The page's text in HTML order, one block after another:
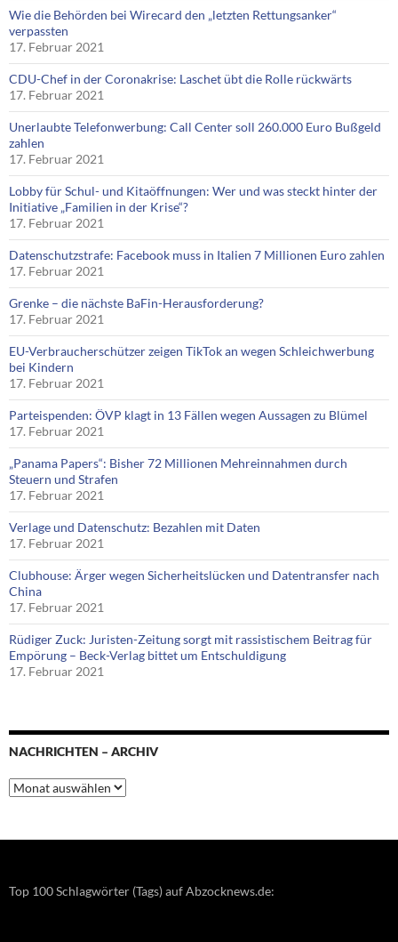
Wie die Behörden bei Wirecard den „letzten Rettungsanker“
verpassten
17. Februar 2021
CDU-Chef in der Coronakrise: Laschet übt die Rolle rückwärts
17. Februar 2021
Unerlaubte Telefonwerbung: Call Center soll 260.000 Euro Bußgeld
zahlen
17. Februar 2021
Lobby für Schul- und Kitaöffnungen: Wer und was steckt hinter der
Initiative „Familien in der Krise“?
17. Februar 2021
Datenschutzstrafe: Facebook muss in Italien 7 Millionen Euro zahlen
17. Februar 2021
Grenke – die nächste BaFin-Herausforderung?
17. Februar 2021
EU-Verbraucherschützer zeigen TikTok an wegen Schleichwerbung
bei Kindern
17. Februar 2021
Parteispenden: ÖVP klagt in 13 Fällen wegen Aussagen zu Blümel
17. Februar 2021
„Panama Papers“: Bisher 72 Millionen Mehreinnahmen durch
Steuern und Strafen
17. Februar 2021
Verlage und Datenschutz: Bezahlen mit Daten
17. Februar 2021
Clubhouse: Ärger wegen Sicherheitslücken und Datentransfer nach
China
17. Februar 2021
Rüdiger Zuck: Juristen-Zeitung sorgt mit rassistischem Beitrag für
Empörung – Beck-Verlag bittet um Entschuldigung
17. Februar 2021
NACHRICHTEN – ARCHIV
Nachrichten
–
Top 100 Schlagwörter (Tags) auf Abzocknews.de: